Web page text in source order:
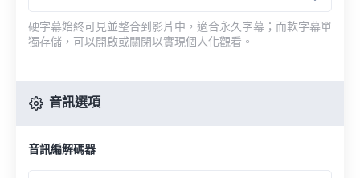
硬字幕始終可見並整合到影片中，適合永久字幕；而軟字幕單
獨存儲，可以開啟或關閉以實現個人化觀看。
音訊選項
音訊編解碼器